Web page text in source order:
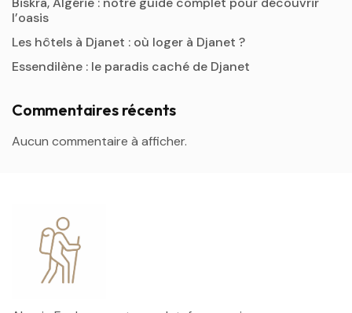
l’oasis
Les hôtels à Djanet : où loger à Djanet ?
Essendilène : le paradis caché de Djanet
Commentaires récents
Aucun commentaire à afficher.